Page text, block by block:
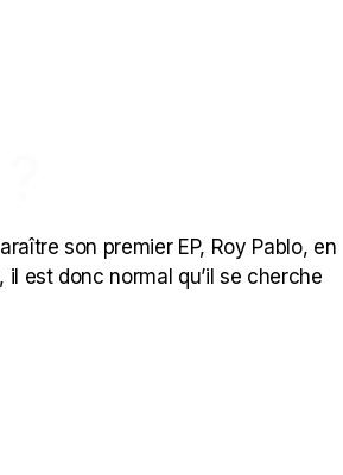
son premier EP, Roy Pablo, en
il est donc normal qu’il se cherche